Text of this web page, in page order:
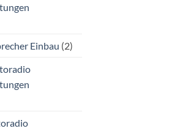
Einbau (2)